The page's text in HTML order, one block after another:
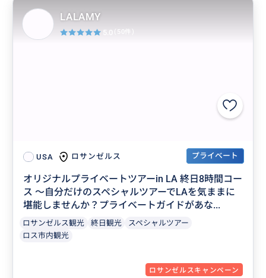
USA ロサンゼルス プライベート
オリジナルプライベートツアーin LA 終日8時間コー
ス 〜自分だけのスペシャルツアーでLAを気ままに
堪能しませんか？プライベートガイドがあな...
ロサンゼルス観光 終日観光
スペシャルツアー
ロス市内観光
ロサンゼルスキャンペーン
LALAMY
5.0 (50件)